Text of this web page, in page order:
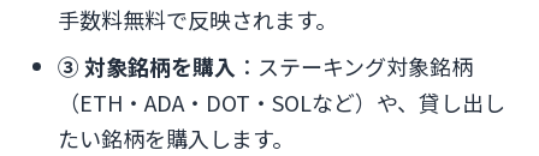
手数料無料で反映されます。
③ 対象銘柄を購入 ：ステーキング対象銘柄
（ETH・ADA・DOT・SOLなど）や、貸し出し
たい銘柄を購入します。